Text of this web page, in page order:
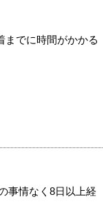
までに時間がかかる
事情なく8日以上経